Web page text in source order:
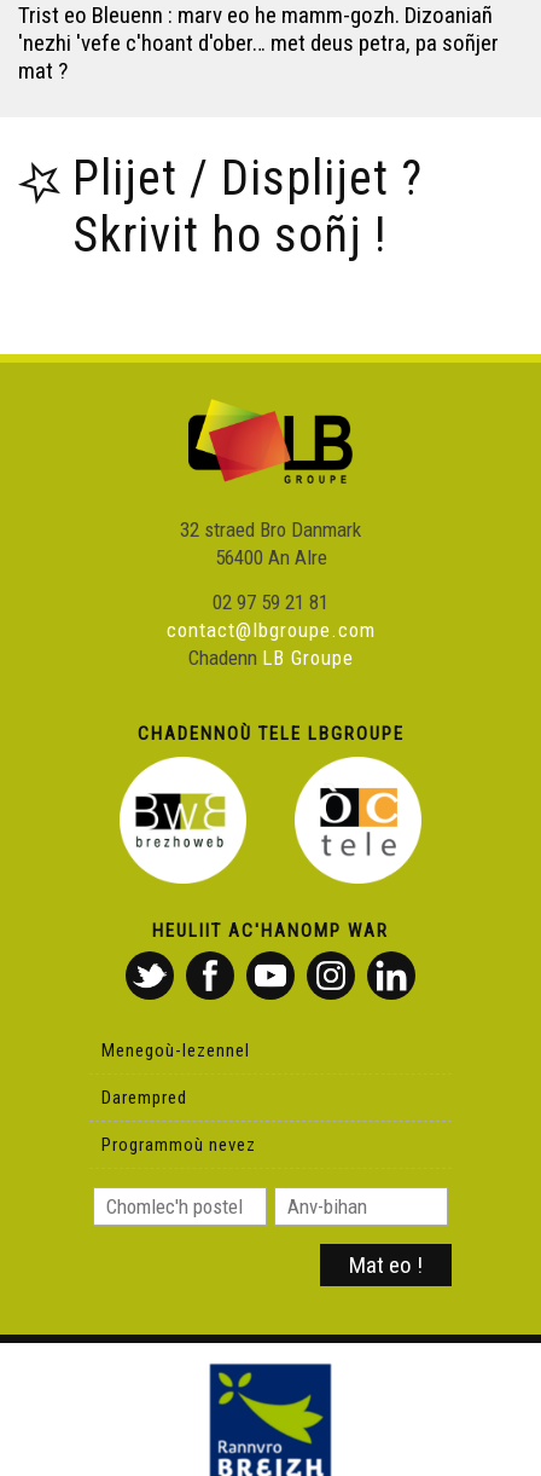
Ken Tuch' 225 - Gorsedd serret
Ken Tuch' 228 - Seks test
Ken Tuch' 229 - Kentel skoazell
Ken Tuch' 230 - Klañv ki
Ken Tuch' 232 – Gavotenn revival
Ken Tuch' 233 – Wild Wild West
Ken Tuch' 234 – Baby gaga
Ken Tuch' 236 – An arz hag ar merc'hed
Ken Tuch' 237 – An arz hag ar baotred
Ken Tuch' 240 – Emgav e Douarn'
Trist eo Bleuenn : marv eo he mamm-gozh. Dizoaniañ
'nezhi 'vefe c'hoant d'ober… met deus petra, pa soñjer
mat ?
Plijet / Displijet ?
Skrivit ho soñj !
32 straed Bro Danmark
56400 An Alre
02 97 59 21 81
contact@lbgroupe.com
Chadenn LB Groupe
CHADENNOÙ TELE LBGROUPE
HEULIIT AC'HANOMP WAR
Menegoù-lezennel
Darempred
Programmoù nevez